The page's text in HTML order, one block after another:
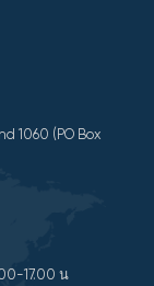
1060 (PO Box
17.00 น